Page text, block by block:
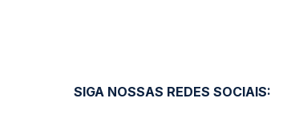
SIGA NOSSAS REDES SOCIAIS: